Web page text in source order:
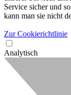
Service sicher und
kann man sie nicht
Zur Cookierichtlinie
Analytisch